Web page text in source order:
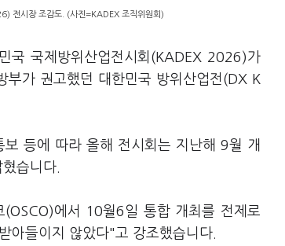
전시장 조감도. (사진=KADEX 조직위원회)
국 국제방위산업전시회(KADEX 2026)가
가 권고했던 대한민국 방위산업전(DX K
등에 따라 올해 전시회는 지난해 9월 개
습니다.
에서 10월6일 통합 개최를 전제로
아들이지 않았다"고 강조했습니다.